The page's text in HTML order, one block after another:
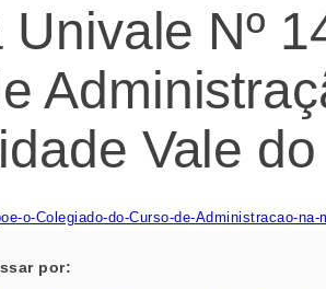
Univale Nº
Vale
o-Colegiado-do-Curso-de-Administracao-
por: